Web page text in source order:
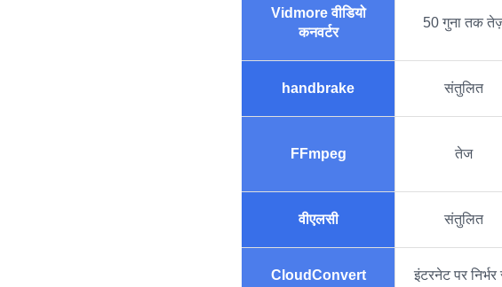
Vidmore वीडियो
कनवर्टर
50 गुना तक
handbrake संतुलित
FFmpeg तेज
वीएलसी संतुलित
CloudConvert इंटरनेट पर निर्भर